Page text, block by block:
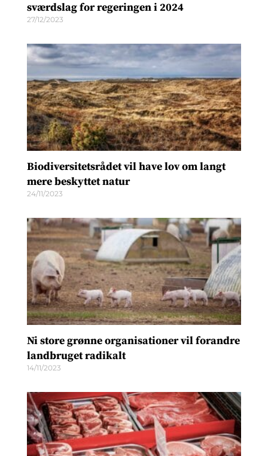
sværdslag for regeringen i 2024
27/12/2023
Biodiversitetsrådet vil have lov om langt
mere beskyttet natur
24/11/2023
Ni store grønne organisationer vil forandre
landbruget radikalt
14/11/2023